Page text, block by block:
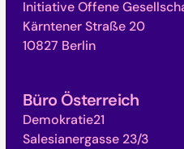
Initiative Offene
Kärntener Straße 20
10827 Berlin
Büro Österreich
Demokratie21
Salesianergasse 23/3